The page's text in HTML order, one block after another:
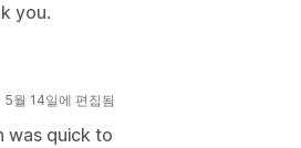
you.
월 14일에 편집됨
was quick to